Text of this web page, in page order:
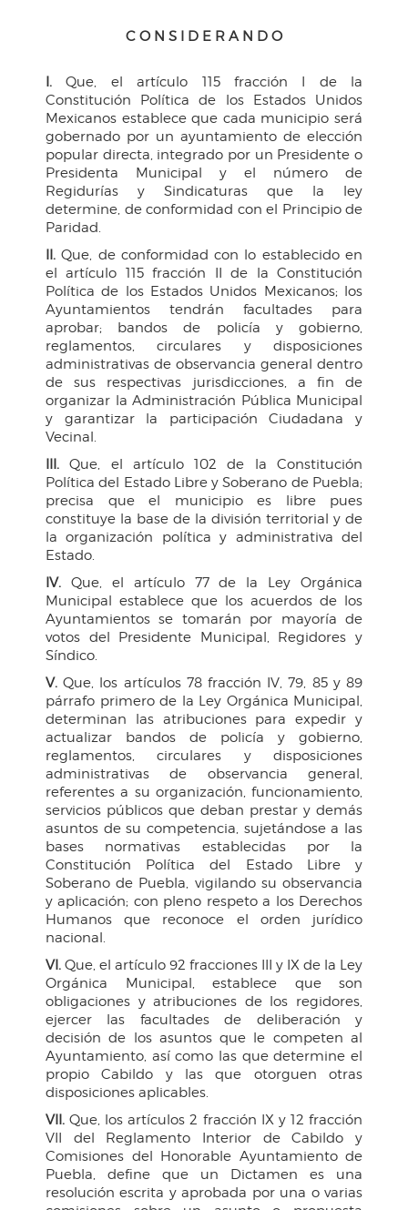
C O N S I D E R A N D O
I. Que, el artículo 115 fracción I de la
Constitución Política de los Estados Unidos
Mexicanos establece que cada municipio será
gobernado por un ayuntamiento de elección
popular directa, integrado por un Presidente o
Presidenta Municipal y el número de
Regidurías y Sindicaturas que la ley
determine, de conformidad con el Principio de
Paridad.
II. Que, de conformidad con lo establecido en
el artículo 115 fracción II de la Constitución
Política de los Estados Unidos Mexicanos; los
Ayuntamientos tendrán facultades para
aprobar; bandos de policía y gobierno,
reglamentos, circulares y disposiciones
administrativas de observancia general dentro
de sus respectivas jurisdicciones, a fin de
organizar la Administración Pública Municipal
y garantizar la participación Ciudadana y
Vecinal.
III. Que, el artículo 102 de la Constitución
Política del Estado Libre y Soberano de Puebla;
precisa que el municipio es libre pues
constituye la base de la división territorial y de
la organización política y administrativa del
Estado.
IV. Que, el artículo 77 de la Ley Orgánica
Municipal establece que los acuerdos de los
Ayuntamientos se tomarán por mayoría de
votos del Presidente Municipal, Regidores y
Síndico.
V. Que, los artículos 78 fracción IV, 79, 85 y 89
párrafo primero de la Ley Orgánica Municipal,
determinan las atribuciones para expedir y
actualizar bandos de policía y gobierno,
reglamentos, circulares y disposiciones
administrativas de observancia general,
referentes a su organización, funcionamiento,
servicios públicos que deban prestar y demás
asuntos de su competencia, sujetándose a las
bases normativas establecidas por la
Constitución Política del Estado Libre y
Soberano de Puebla, vigilando su observancia
y aplicación; con pleno respeto a los Derechos
Humanos que reconoce el orden jurídico
nacional.
VI. Que, el artículo 92 fracciones III y IX de la Ley
Orgánica Municipal, establece que son
obligaciones y atribuciones de los regidores,
ejercer las facultades de deliberación y
decisión de los asuntos que le competen al
Ayuntamiento, así como las que determine el
propio Cabildo y las que otorguen otras
disposiciones aplicables.
VII. Que, los artículos 2 fracción IX y 12 fracción
VII del Reglamento Interior de Cabildo y
Comisiones del Honorable Ayuntamiento de
Puebla, define que un Dictamen es una
resolución escrita y aprobada por una o varias